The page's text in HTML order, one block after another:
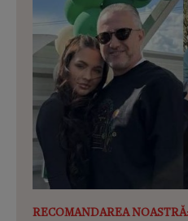
RECOMANDAREA NOASTRĂ: